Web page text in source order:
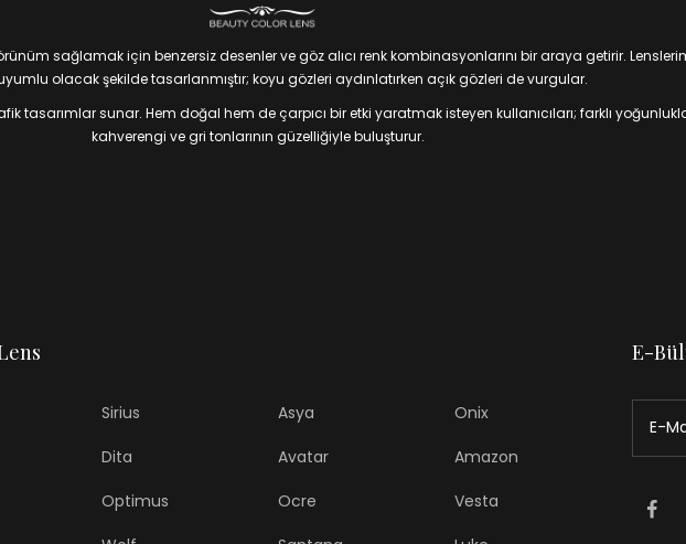
sağlamak için benzersiz desenler ve göz alıcı renk kombinasyonlarını bir araya getirir.
olacak şekilde tasarlanmıştır; koyu gözleri aydınlatırken açık gözleri de vurgular.
tasarımlar sunar. Hem doğal hem de çarpıcı bir etki yaratmak isteyen kullanıcıları; farklı
kahverengi ve gri tonlarının güzelliğiyle buluşturur.
Sirius
Dita
Optimus
Asya
Avatar
Ocre
Onix
Amazon
Vesta
E-